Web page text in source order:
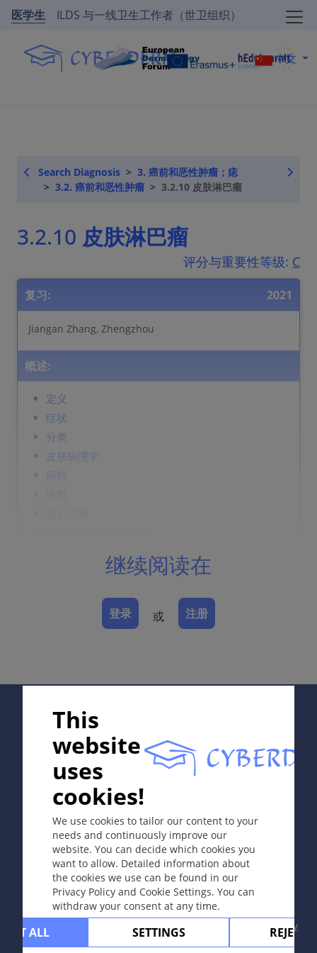
医学生 ILDS 与一线卫生工作者（世卫组织）
中文
Search Diagnosis
3. 癌前和恶性肿瘤；痣
3.2. 癌前和恶性肿瘤
3.2.10 皮肤淋巴瘤
3.2.10 皮肤淋巴瘤
评分与重要性等级: C
复习: 2021
Jiangan Zhang, Zhengzhou
概述:
定义
症状
分类
皮肤病理学
原发于皮肤或主要位于皮肤的淋巴细胞增生性疾病。
¤ 肿瘤期
所有分期均伴瘙痒。Sezary 综合征累及血液系统和淋巴
皮肤B细胞淋巴瘤表现为圆顶状的红色结节。
原发性皮肤恶性非霍奇金淋巴瘤（根据WHO分类法）分
为如下4类：
1. 皮肤T细胞淋巴瘤（CTCL）占65%。
1. 蕈样肉芽肿（MF）：呈红斑期、斑块期和肿瘤期的模
式发展
2. Sezary综合征（SS）：一种皮肤淋巴瘤，表现为红皮
病，肿瘤细胞（Sezary或 Lutzner 细胞）呈“白血病”式播
继续阅读在
登录 或 注册
This
website
uses
cookies!
We use cookies to tailor our content to your
needs and continuously improve our
website. You can decide which cookies you
want to allow. Detailed information about
the cookies we use can be found in our
Privacy Policy and Cookie Settings. You can
withdraw your consent at any time.
ALL SETTINGS REJECT
In collaboration with Erasmus+ hEduLearnIt editorial
Copyright © 2003-2026 CYBERDERM Editorial Group
Founding Editor Guenter Burg, M.D. - Concept and
Coordination by Vahid Djamei, Zurich
All rights reserved.
Impressum|
Privacy
policy| Terms of use